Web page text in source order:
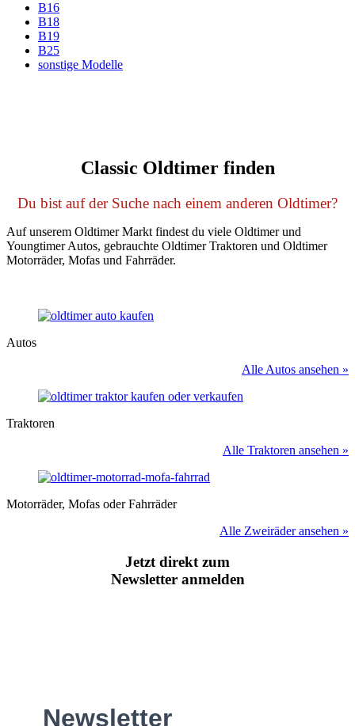
B16
B18
B19
B25
sonstige Modelle
Classic Oldtimer finden
Du bist auf der Suche nach einem anderen Oldtimer?
Auf unserem Oldtimer Markt findest du viele Oldtimer und
Youngtimer Autos, gebrauchte Oldtimer Traktoren und Oldtimer
Motorräder, Mofas und Fahrräder.
Autos
Alle Autos ansehen »
Traktoren
Alle Traktoren ansehen »
Motorräder, Mofas oder Fahrräder
Alle Zweiräder ansehen »
Jetzt direkt zum
Newsletter anmelden